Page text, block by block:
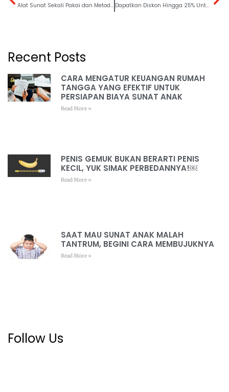
Alat Sunat Sekali Pakai dan Metode Sunat Laser, Jadi Unggulan Rumah Sunat dr. Mahdian Dapatkan Diskon Hingga 25% Untuk Layanan Sunat Gemuk Selama Bulan Oktober 2022￼
Recent Posts
CARA MENGATUR KEUANGAN RUMAH
TANGGA YANG EFEKTIF UNTUK
PERSIAPAN BIAYA SUNAT ANAK
Read More »
PENIS GEMUK BUKAN BERARTI PENIS
KECIL, YUK SIMAK PERBEDANNYA!￼
Read More »
SAAT MAU SUNAT ANAK MALAH
TANTRUM, BEGINI CARA MEMBUJUKNYA
Read More »
Follow Us